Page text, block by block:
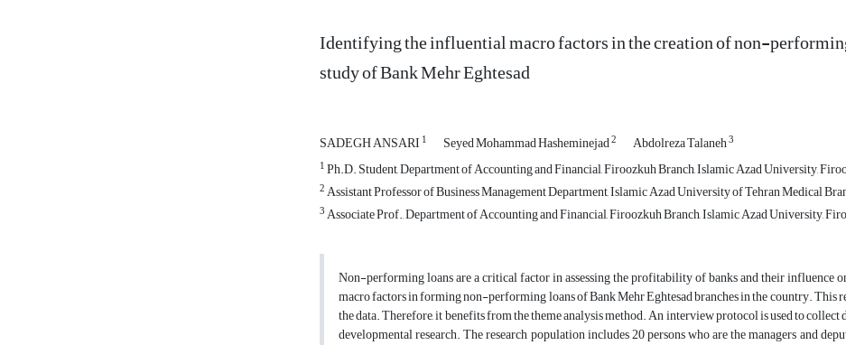
Identifying the influential macro factors in the creation of non-
study of Bank Mehr Eghtesad
SADEGH ANSARI 1 Seyed Mohammad Hasheminejad2 Abdolreza Talaneh3
1Ph.D. Student, Department of Accounting and Financial, Firoozkuh Branch, Islamic Azad University,
2Assistant Professor of Business Management Department, Islamic Azad University of Tehran Medical
3Associate Prof., Department of Accounting and Financial, Firoozkuh Branch, Islamic Azad University,
Non-performing loans are a critical factor in assessing the profitability of banks and their influence
macro factors in forming non-performing loans of Bank Mehr Eghtesad branches in the country. This
the data. Therefore, it benefits from the theme analysis method. An interview protocol is used to
developmental research. The research population includes 20 persons who are the managers and